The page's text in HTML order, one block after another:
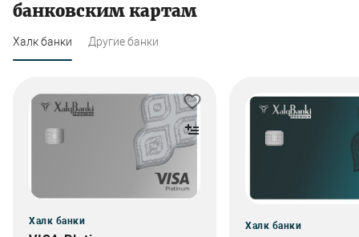
банковским картам
Халк банки Другие банки
Халк банки Халк банки